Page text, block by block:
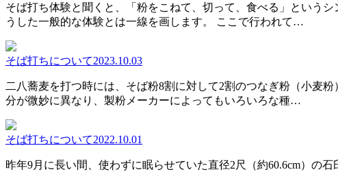
そば打ち体験と聞くと、「粉をこねて、切って、食べる」という
うした一般的な体験とは一線を画します。 ここで行われて…
そば打ちについて2023.10.03
二八蕎麦を打つ時には、そば粉8割に対して2割のつなぎ粉（小麦
分が微妙に異なり、製粉メーカーによってもいろいろな種…
そば打ちについて2022.10.01
昨年9月に長い間、使わずに眠らせていた直径2尺（約60.6cm）の